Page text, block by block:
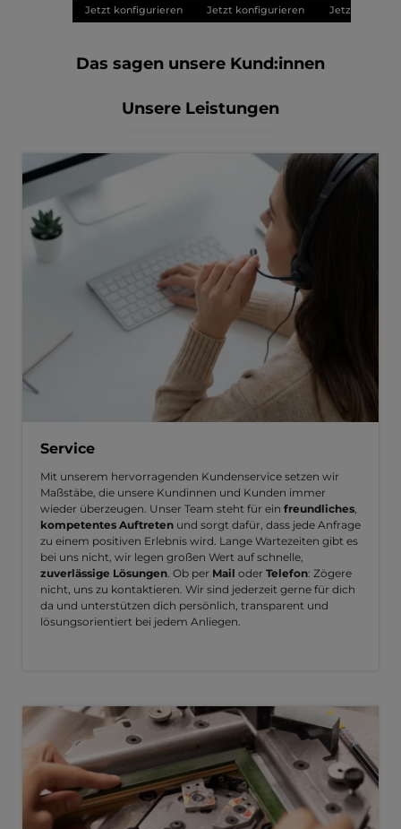
Jetzt konfigurieren Jetzt konfigurieren Jetzt
Das sagen unsere Kund:innen
Unsere Leistungen
Service
Mit unserem hervorragenden Kundenservice setzen wir
Maßstäbe, die unsere Kundinnen und Kunden immer
wieder überzeugen. Unser Team steht für ein freundliches
kompetentes Auftreten und sorgt dafür, dass jede Anfrage
zu einem positiven Erlebnis wird. Lange Wartezeiten gibt es
bei uns nicht, wir legen großen Wert auf schnelle,
zuverlässige Lösungen . Ob per Mail oder Telefon: Zögere
nicht, uns zu kontaktieren. Wir sind jederzeit gerne für dich
da und unterstützen dich persönlich, transparent und
lösungsorientiert bei jedem Anliegen.